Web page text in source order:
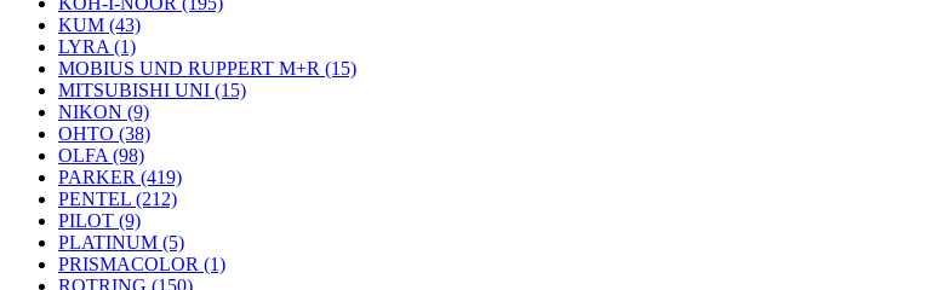
KUM (43)
LYRA (1)
MOBIUS UND RUPPERT M+R (15)
MITSUBISHI UNI (15)
NIKON (9)
OHTO (38)
OLFA (98)
PARKER (419)
PENTEL (212)
PILOT (9)
PLATINUM (5)
PRISMACOLOR (1)
ROTRING (150)